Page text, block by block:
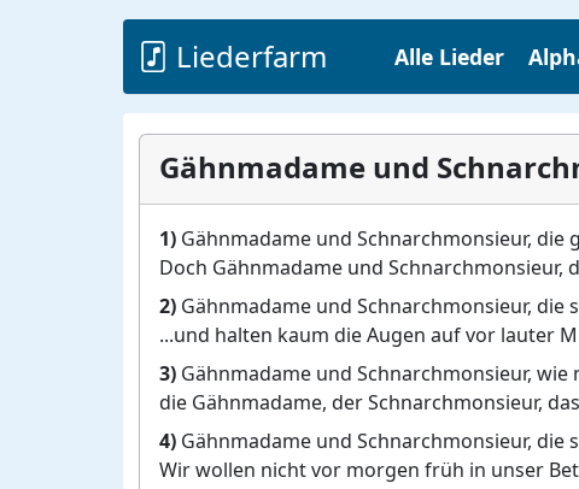
Liederfarm Alle Lieder
Gähnmadame und
1) Gähnmadame und Schnarchmonsieur, die
Doch Gähnmadame und Schnarchmonsieur,
2) Gähnmadame und Schnarchmonsieur, die
...und halten kaum die Augen auf vor lauter
3) Gähnmadame und Schnarchmonsieur, wie
die Gähnmadame, der Schnarchmonsieur,
4) Gähnmadame und Schnarchmonsieur, die
Wir wollen nicht vor morgen früh in unser